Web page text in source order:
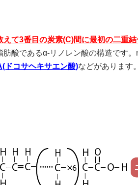
えて3番目の炭素(C)間に最初の二重結
酸であるα-リノレン酸の構造です
ドコサヘキサエン酸)などがあります。